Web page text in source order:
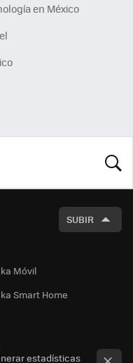
en México
SUBIR
Móvil
Smart Home
estadísticas